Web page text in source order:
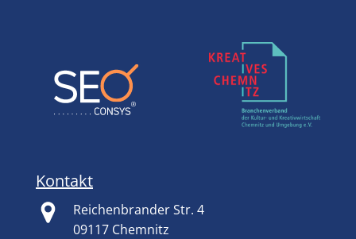
Kontakt
Reichenbrander Str. 4
09117 Chemnitz